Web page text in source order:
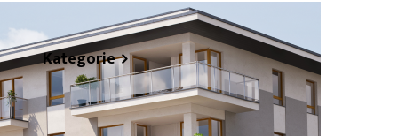
Kategorie
Z życia miasta